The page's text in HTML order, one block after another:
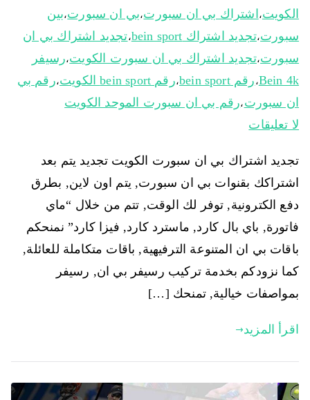
الكويت، اشتراك بي ان سبورت،بي ان سبورت،بين
سبورت،تجديد اشتراك bein sport ،تجديد اشتراك بي ان
سبورت،تجديد اشتراك بي ان سبورت الكويت،رسيفر
Bein 4k، رقم bein sport ،رقم bein sport الكويت ،رقم بي
ان سبورت ،رقم بي ان سبورت الموحد الكويت
لا تعليقات
تجديد اشتراك بي ان سبورت الكويت تجديد يتم بعد
اشتراكك بقنوات بي ان سبورت, يتم اون لاين, بطرق
دفع الكترونية, توفر لك الوقت, تتم من خلال “ماي
فاتورة, باي بال كارد, ماسترد كارد, فيزا كارد” نمنحكم
باقات بي ان المتنوعة الترفيهية, باقات متكاملة للعائلة,
كما نزودكم بخدمة تركيب رسيفر بي ان, رسيفر
بمواصفات خيالية, تمنحك […]
اقرأ المزيد